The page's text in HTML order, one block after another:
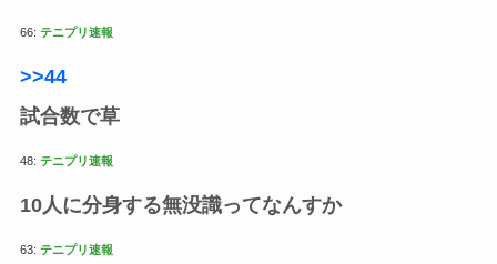
66: テニプリ速報
>>44
試合数で草
48: テニプリ速報
10人に分身する無没識ってなんすか
63: テニプリ速報